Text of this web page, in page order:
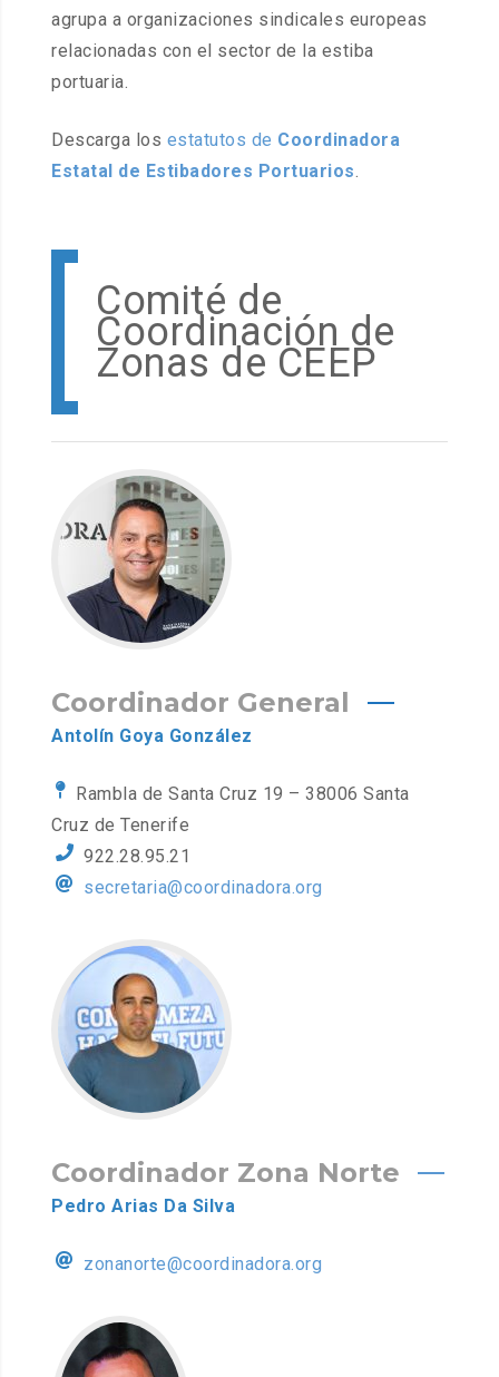
agrupa a organizaciones sindicales europeas
relacionadas con el sector de la estiba
portuaria.
Descarga los estatutos de Coordinadora
Estatal de Estibadores Portuarios.
Comité de
Coordinación de
Zonas de CEEP
Coordinador General
Antolín Goya González
Rambla de Santa Cruz 19 – 38006 Santa
Cruz de Tenerife
922.28.95.21
secretaria@coordinadora.org
Coordinador Zona Norte
Pedro Arias Da Silva
zonanorte@coordinadora.org